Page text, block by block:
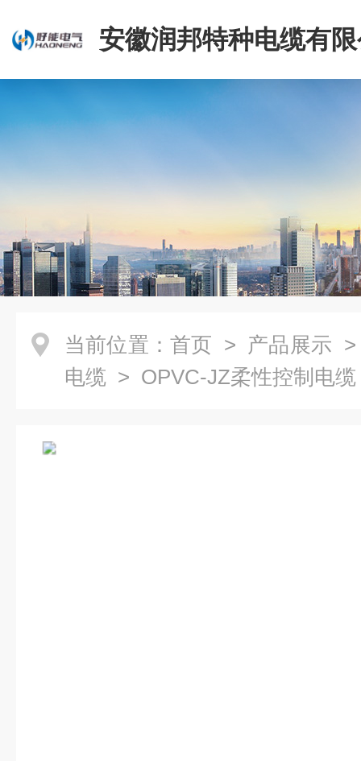
安徽润邦特种电缆有
当前位置： 首页 > 产品展示
电缆 > OPVC-JZ柔性控制电缆